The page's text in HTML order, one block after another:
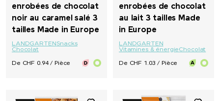
enrobées de chocolat
noir au caramel salé 3
tailles Made in Europe
LANDGARTENSnacks
Chocolat
De CHF 0.94 / Pièce
enrobées de chocolat
au lait 3 tailles Made
in Europe
LANDGARTEN
Vitamines & énergieChocolat
De CHF 1.03 / Pièce